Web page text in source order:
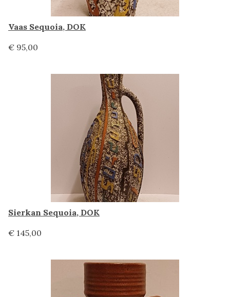
Vaas Sequoia, DOK
€ 95,00
Sierkan Sequoia, DOK
€ 145,00